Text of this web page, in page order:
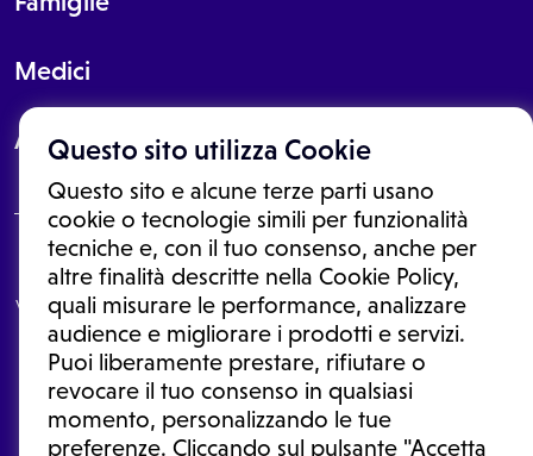
Questo sito utilizza Cookie
Questo sito e alcune terze parti usano
cookie o tecnologie simili per funzionalità
tecniche e, con il tuo consenso, anche per
altre finalità descritte nella Cookie Policy,
quali misurare le performance, analizzare
audience e migliorare i prodotti e servizi.
Puoi liberamente prestare, rifiutare o
revocare il tuo consenso in qualsiasi
momento, personalizzando le tue
preferenze. Cliccando sul pulsante "Accetta
Medici
About
Le informazioni proposte in questo sito non sono un consulto medico.
In nessun caso, queste informazioni sostituiscono un consulto, una
visita o una diagnosi formulata dal medico. Non si devono considerare
le informazioni disponibili come suggerimenti per la formulazione di
una diagnosi, la determinazione di un trattamento o l'assunzione o
sospensione di un farmaco senza prima consultare un medico di
medicina generale o uno specialista.
Condizioni di utilizzo|Privacy Policy |Gestione cookie
Ⓒ 2025 | Tutti i diritti riservati.